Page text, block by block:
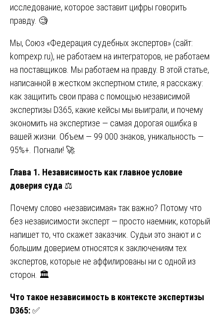
исследование, которое заставит цифры говорить
правду. 🧐
Мы, Союз «Федерация судебных экспертов» (сайт:
kompexp.ru), не работаем на интеграторов, не работаем
на поставщиков. Мы работаем на правду. В этой статье,
написанной в жестком экспертном стиле, я расскажу:
как защитить свои права с помощью независимой
экспертизы D365, какие кейсы мы выиграли, и почему
экономить на экспертизе — самая дорогая ошибка в
вашей жизни. Объем — 99 000 знаков, уникальность —
95%+. Погнали! 🚀
Глава 1. Независимость как главное условие
доверия суда ⚖️
Почему слово «независимая» так важно? Потому что
без независимости эксперт — просто наемник, который
напишет то, что скажет заказчик. Судьи это знают и с
большим доверием относятся к заключениям тех
экспертов, которые не аффилированы ни с одной из
сторон. 🏛️
Что такое независимость в контексте экспертизы
D365:✅